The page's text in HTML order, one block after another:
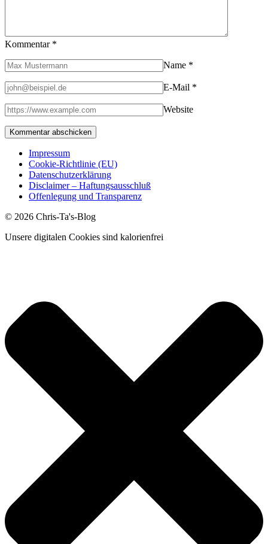
Kommentar *
Name *
E-Mail *
Website
Impressum
Cookie-Richtlinie (EU)
Datenschutzerklärung
Disclaimer – Haftungsausschluß
Offenlegung und Transparenz
© 2026 Chris-Ta's-Blog
Unsere digitalen Cookies sind kalorienfrei